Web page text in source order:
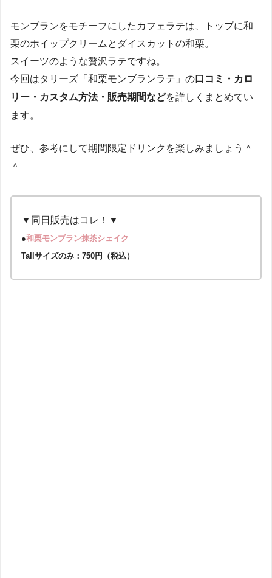
モンブランをモチーフにしたカフェラテは、トップに和
栗のホイップクリームとダイスカットの和栗。
スイーツのような贅沢ラテですね。
今回はタリーズ「和栗モンブランラテ」の口コミ・カロ
リー・カスタム方法・販売期間などを詳しくまとめてい
ます。
ぜひ、参考にして期間限定ドリンクを楽しみましょう＾
＾
▼同日販売はコレ！▼
●和栗モンブラン抹茶シェイク
Tallサイズのみ：750円（税込）